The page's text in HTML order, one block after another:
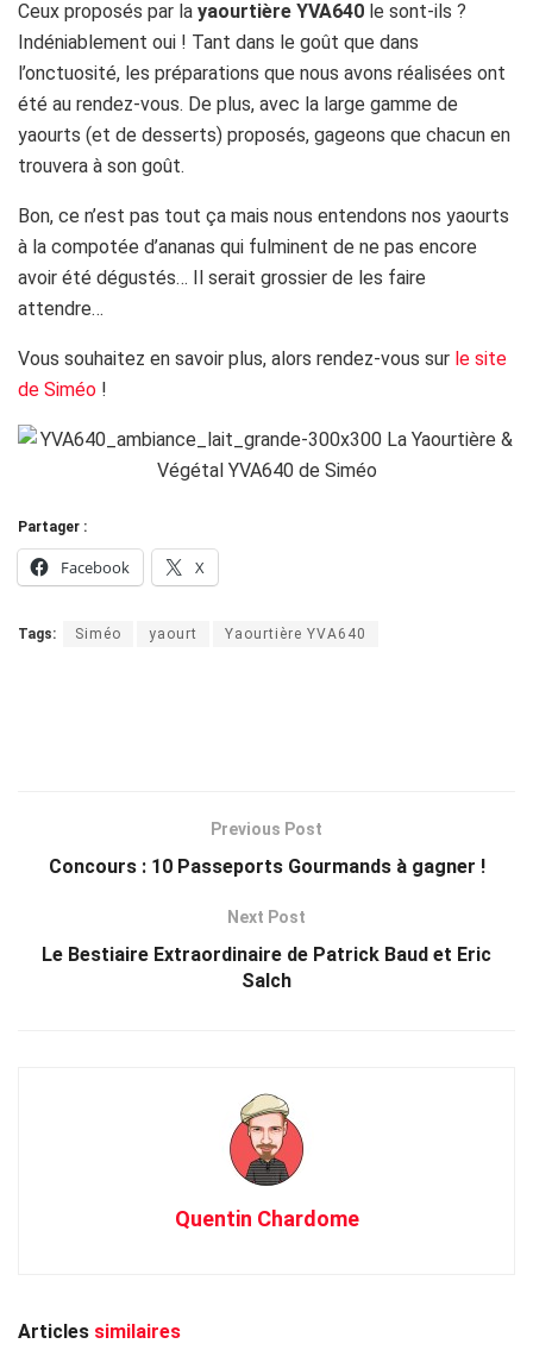
Ceux proposés par la yaourtière YVA640 le sont-ils ?
Indéniablement oui ! Tant dans le goût que dans
l’onctuosité, les préparations que nous avons réalisées ont
été au rendez-vous. De plus, avec la large gamme de
yaourts (et de desserts) proposés, gageons que chacun en
trouvera à son goût.
Bon, ce n’est pas tout ça mais nous entendons nos yaourts
à la compotée d’ananas qui fulminent de ne pas encore
avoir été dégustés… Il serait grossier de les faire
attendre…
Vous souhaitez en savoir plus, alors rendez-vous sur le site
de Siméo !
Partager :
Facebook X
Tags: Siméo yaourt Yaourtière YVA640
Previous Post
Concours : 10 Passeports Gourmands à gagner !
Next Post
Le Bestiaire Extraordinaire de Patrick Baud et Eric
Salch
Quentin Chardome
Articles similaires